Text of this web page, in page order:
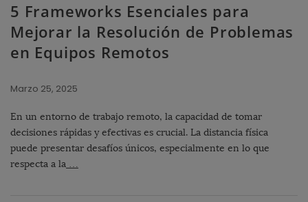
5 Frameworks Esenciales para
Mejorar la Resolución de Problemas
en Equipos Remotos
Marzo 25, 2025
En un entorno de trabajo remoto, la capacidad de tomar
decisiones rápidas y efectivas es crucial. La distancia física
puede presentar desafíos únicos, especialmente en lo que
respecta a la …